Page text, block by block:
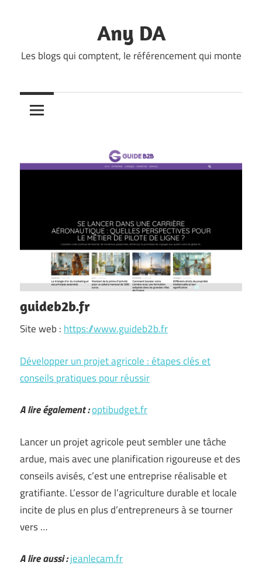
Any DA
Les blogs qui comptent, le référencement qui monte
guideb2b.fr
Site web : https://www.guideb2b.fr
Développer un projet agricole : étapes clés et
conseils pratiques pour réussir
A lire également :optibudget.fr
Lancer un projet agricole peut sembler une tâche
ardue, mais avec une planification rigoureuse et des
conseils avisés, c’est une entreprise réalisable et
gratifiante. L’essor de l’agriculture durable et locale
incite de plus en plus d’entrepreneurs à se tourner
vers …
A lire aussi :jeanlecam.fr